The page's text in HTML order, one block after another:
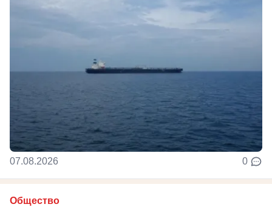
07.08.2026 0
Общество